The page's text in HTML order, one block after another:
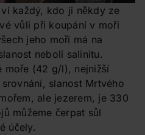
každý, kdo ji někdy ze
vůli při koupání v moři
jeho moří má na
neboli salinitu.
moře (42 g/l), nejnižší
slanost Mrtvého
ale jezerem, je 330
můžeme čerpat sůl
účely.